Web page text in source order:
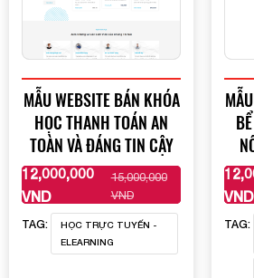
MẪU WEBSITE BÁN KHÓA
HỌC THANH TOÁN AN
TOÀN VÀ ĐÁNG TIN CẬY
12,000,000
VND
15,000,000
VND
XEM THÊM
TAG:
HỌC TRỰC TUYẾN -
ELEARNING
VND
TAG: